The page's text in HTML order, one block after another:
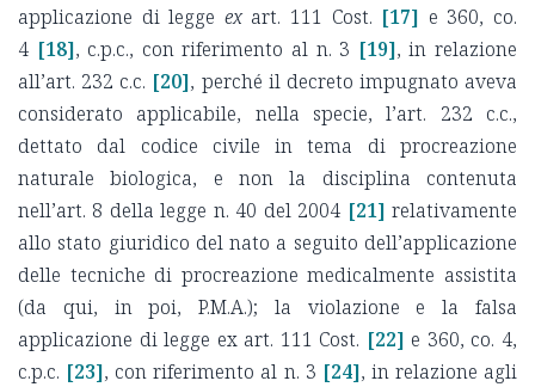
applicazione di legge exart. 111 Cost. [17] e 360, co.
4 [18], c.p.c., con riferimento al n. 3 [19], in relazione
all’art. 232 c.c. [20], perché il decreto impugnato aveva
considerato applicabile, nella specie, l’art. 232 c.c.,
dettato dal codice civile in tema di procreazione
naturale biologica, e non la disciplina contenuta
nell’art. 8 della legge n. 40 del 2004 [21] relativamente
allo stato giuridico del nato a seguito dell’applicazione
delle tecniche di procreazione medicalmente assistita
(da qui, in poi, P.M.A.); la violazione e la falsa
applicazione di legge ex art. 111 Cost. [22] e 360, co. 4,
c.p.c. [23], con riferimento al n. 3 [24], in relazione agli